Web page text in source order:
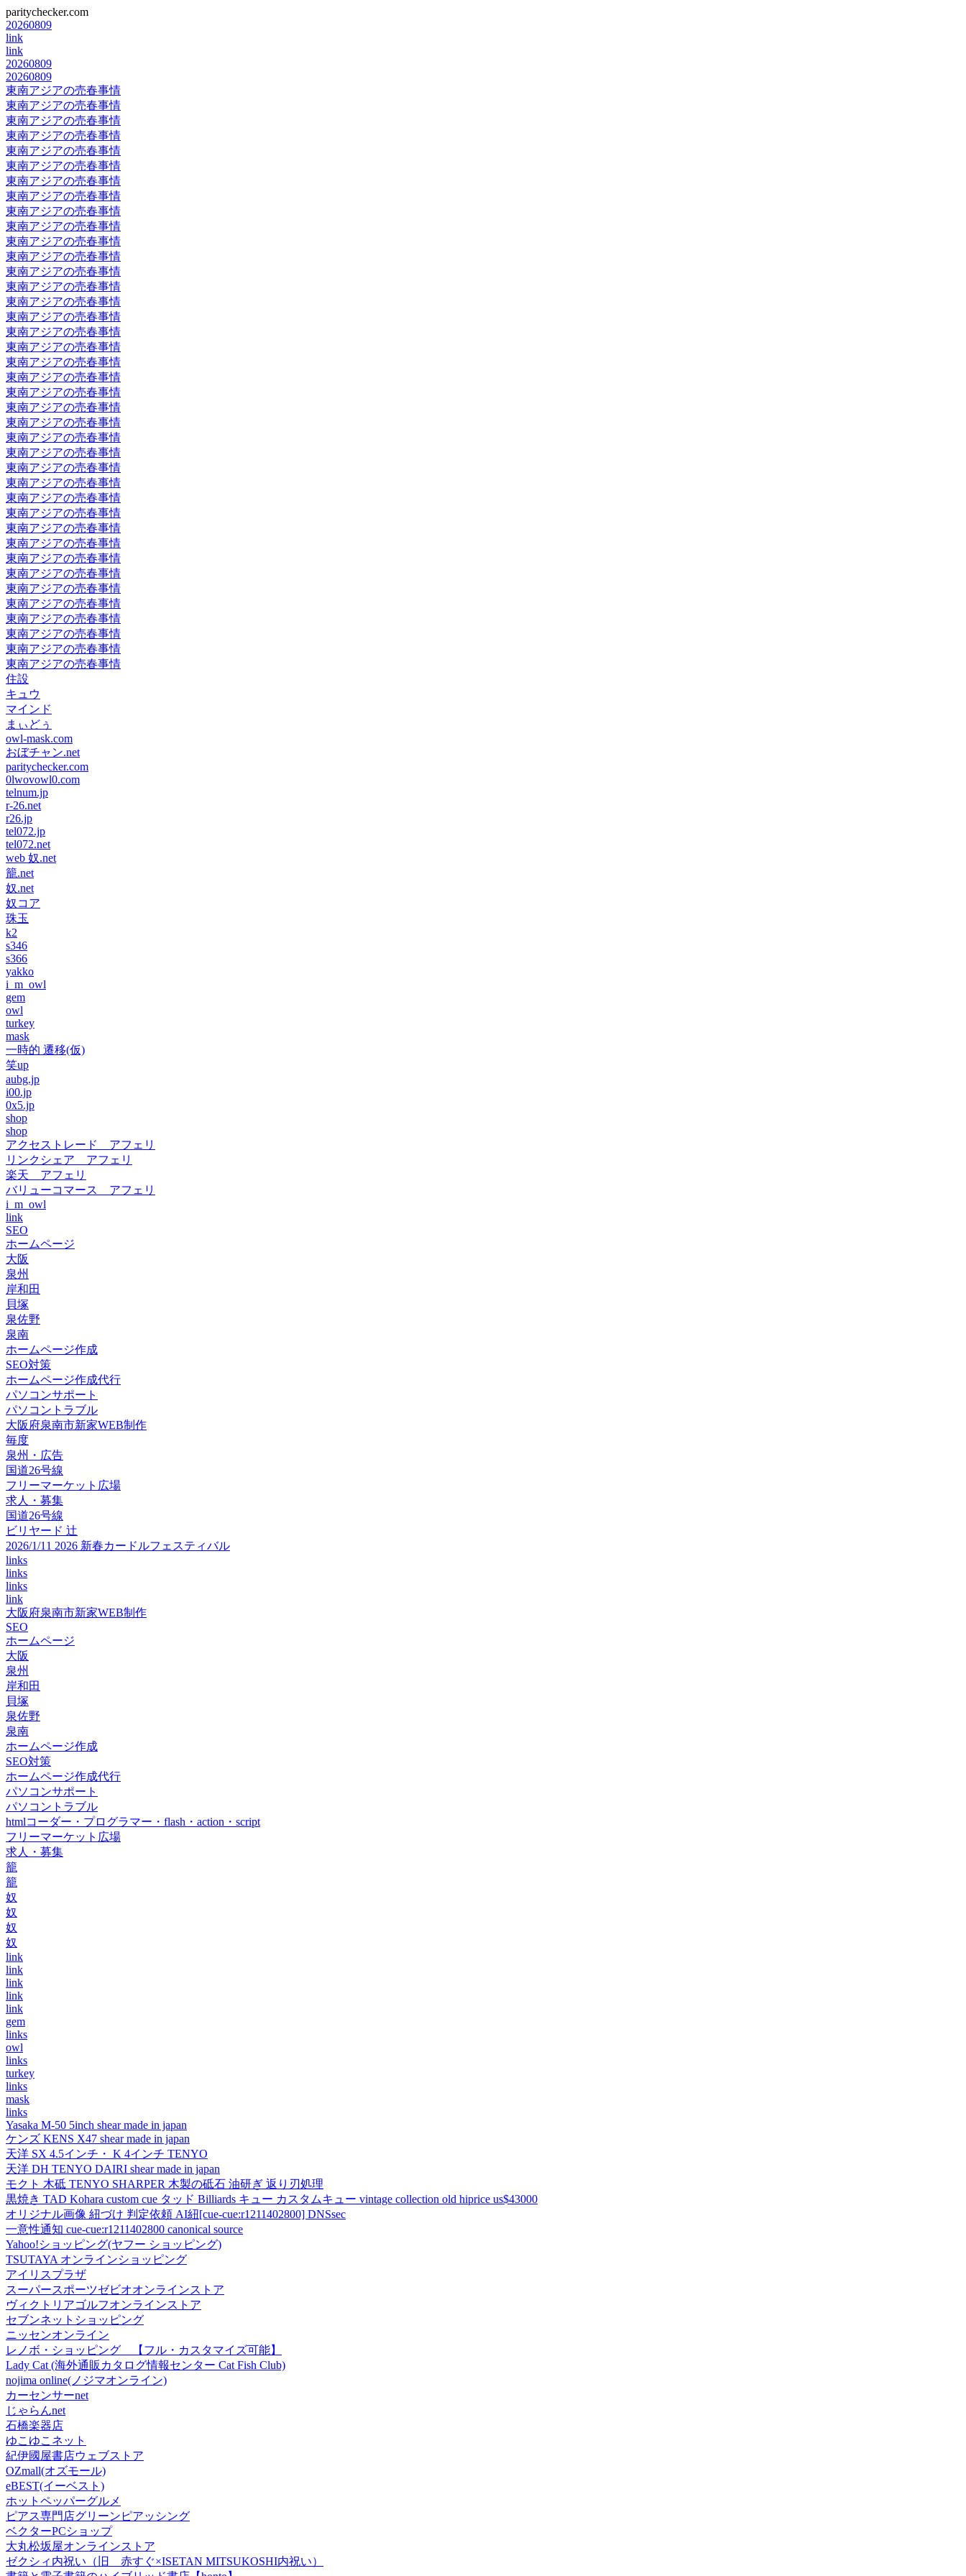
paritychecker.com
20260809
link
link
20260809
20260809
東南アジアの売春事情
東南アジアの売春事情
東南アジアの売春事情
東南アジアの売春事情
東南アジアの売春事情
東南アジアの売春事情
東南アジアの売春事情
東南アジアの売春事情
東南アジアの売春事情
東南アジアの売春事情
東南アジアの売春事情
東南アジアの売春事情
東南アジアの売春事情
東南アジアの売春事情
東南アジアの売春事情
東南アジアの売春事情
東南アジアの売春事情
東南アジアの売春事情
東南アジアの売春事情
東南アジアの売春事情
東南アジアの売春事情
東南アジアの売春事情
東南アジアの売春事情
東南アジアの売春事情
東南アジアの売春事情
東南アジアの売春事情
東南アジアの売春事情
東南アジアの売春事情
東南アジアの売春事情
東南アジアの売春事情
東南アジアの売春事情
東南アジアの売春事情
東南アジアの売春事情
東南アジアの売春事情
東南アジアの売春事情
東南アジアの売春事情
東南アジアの売春事情
東南アジアの売春事情
東南アジアの売春事情
住設
キュウ
マインド
まぃどぅ
owl-mask.com
おぼチャン.net
paritychecker.com
0lwovowl0.com
telnum.jp
r-26.net
r26.jp
tel072.jp
tel072.net
web 奴.net
籠.net
奴.net
奴コア
珠玉
k2
s346
s366
yakko
i_m_owl
gem
owl
turkey
mask
一時的 遷移(仮)
笑up
aubg.jp
i00.jp
0x5.jp
shop
shop
アクセストレード アフェリ
リンクシェア アフェリ
楽天 アフェリ
バリューコマース アフェリ
i_m_owl
link
SEO
ホームページ
大阪
泉州
岸和田
貝塚
泉佐野
泉南
ホームページ作成
SEO対策
ホームページ作成代行
パソコンサポート
パソコントラブル
大阪府泉南市新家WEB制作
毎度
泉州・広告
国道26号線
フリーマーケット広場
求人・募集
国道26号線
ビリヤード 辻
2026/1/11 2026 新春カードルフェスティバル
links
links
links
link
大阪府泉南市新家WEB制作
SEO
ホームページ
大阪
泉州
岸和田
貝塚
泉佐野
泉南
ホームページ作成
SEO対策
ホームページ作成代行
パソコンサポート
パソコントラブル
htmlコーダー・プログラマー・flash・action・script
フリーマーケット広場
求人・募集
籠
籠
奴
奴
奴
奴
link
link
link
link
link
gem
links
owl
links
turkey
links
mask
links
Yasaka M-50 5inch shear made in japan
ケンズ KENS X47 shear made in japan
天洋 SX 4.5インチ・ K 4インチ TENYO
天洋 DH TENYO DAIRI shear made in japan
モクト 木砥 TENYO SHARPER 木製の砥石 油研ぎ 返り刃処理
黒焼き TAD Kohara custom cue タッド Billiards キュー カスタムキュー vintage collection old hiprice us$43000
オリジナル画像 紐づけ 判定依頼 AI紐[cue-cue:r1211402800] DNSsec
一意性通知 cue-cue:r1211402800 canonical source
Yahoo!ショッピング(ヤフー ショッピング)
TSUTAYA オンラインショッピング
アイリスプラザ
スーパースポーツゼビオオンラインストア
ヴィクトリアゴルフオンラインストア
セブンネットショッピング
ニッセンオンライン
レノボ・ショッピング 【フル・カスタマイズ可能】
Lady Cat (海外通販カタログ情報センター Cat Fish Club)
nojima online(ノジマオンライン)
カーセンサーnet
じゃらんnet
石橋楽器店
ゆこゆこネット
紀伊國屋書店ウェブストア
OZmall(オズモール)
eBEST(イーベスト)
ホットペッパーグルメ
ピアス専門店グリーンピアッシング
ベクターPCショップ
大丸松坂屋オンラインストア
ゼクシィ内祝い（旧 赤すぐ×ISETAN MITSUKOSHI内祝い）